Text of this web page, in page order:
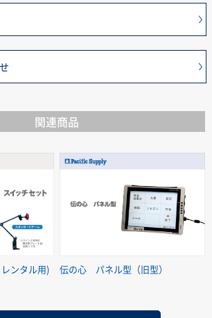
関連商品
ンタル用) 伝の心 パネル型（旧型）